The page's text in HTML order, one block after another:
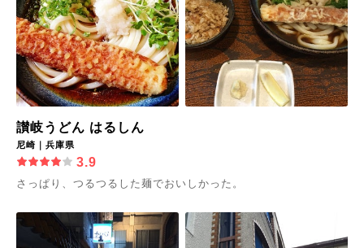
讃岐うどん はるしん
尼崎｜兵庫県
3.9
さっぱり、つるつるした麺でおいしかった。